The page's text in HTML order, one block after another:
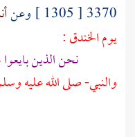
3370 [ 1305 ] وعن
يوم الخندق :
نحن الذين بايعوا
والنبي- صلى الله عليه